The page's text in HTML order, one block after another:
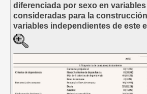
diferenciada por sexo en variables
consideradas para la
variables independientes de este